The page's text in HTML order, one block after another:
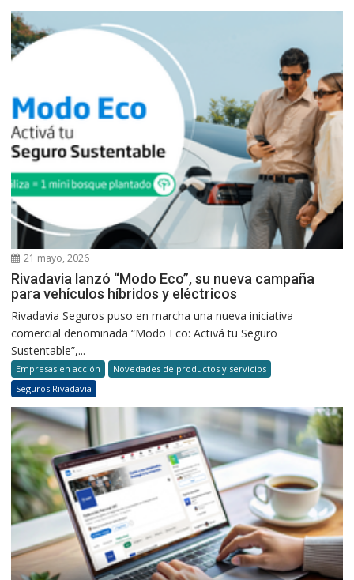
21 mayo, 2026
Rivadavia lanzó “Modo Eco”, su nueva campaña
para vehículos híbridos y eléctricos
Rivadavia Seguros puso en marcha una nueva iniciativa
comercial denominada “Modo Eco: Activá tu Seguro
Sustentable”,...
Empresas en acción
Novedades de productos y servicios
Seguros Rivadavia